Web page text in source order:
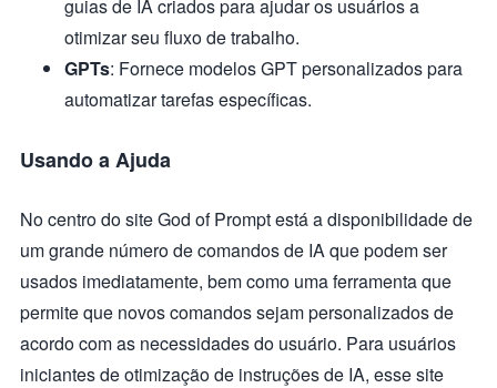
guias de IA criados para ajudar os usuários a
otimizar seu fluxo de trabalho.
GPTs: Fornece modelos GPT personalizados para
automatizar tarefas específicas.
Usando a Ajuda
No centro do site God of Prompt está a disponibilidade de
um grande número de comandos de IA que podem ser
usados imediatamente, bem como uma ferramenta que
permite que novos comandos sejam personalizados de
acordo com as necessidades do usuário. Para usuários
iniciantes de otimização de instruções de IA, esse site